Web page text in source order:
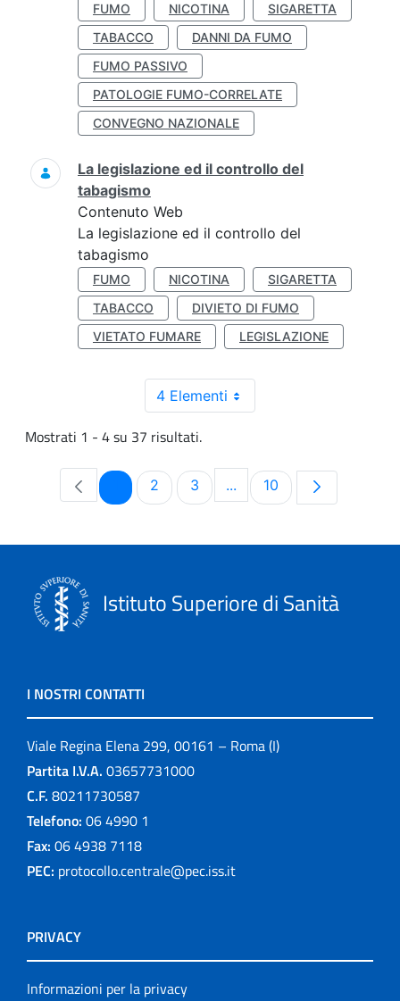
FUMO NICOTINA
SIGARETTA
TABACCO
DANNI DA FUMO
FUMO PASSIVO
PATOLOGIE FUMO-CORRELATE
CONVEGNO NAZIONALE
La legislazione ed il controllo del
tabagismo
Contenuto Web
La legislazione ed il controllo del
tabagismo
FUMO NICOTINA
SIGARETTA
TABACCO
DIVIETO DI FUMO
VIETATO FUMARE
LEGISLAZIONE
4 Elementi
Mostrati 1 - 4 su 37 risultati.
PaginaPagina
2 Pagina
3 ...Pagine intermedie Use
Pagina
10
Istituto Superiore di Sanità
I NOSTRI CONTATTI
Viale Regina Elena 299, 00161 – Roma (I)
Partita I.V.A. 03657731000
C.F. 80211730587
Telefono: 06 4990 1
Fax: 06 4938 7118
PEC: protocollo.centrale@pec.iss.it
PRIVACY
Informazioni per la privacy